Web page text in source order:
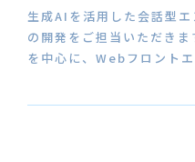
生成AIを活用した会話型
の開発をご担当いただ
を中心に、Webフロント